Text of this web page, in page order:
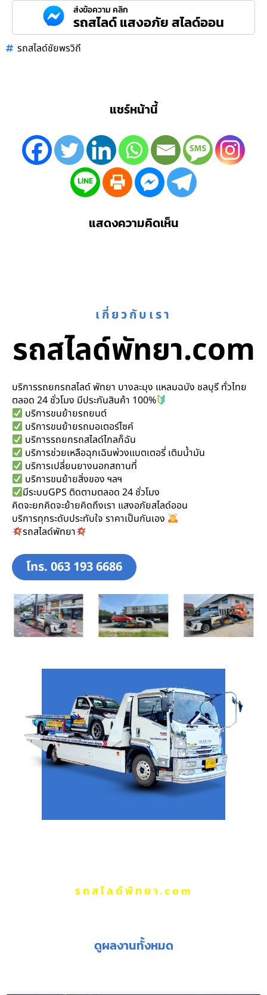
ส่งข้อความ คลิก
รถสไลด์ แสงอภัย สไลด์ออน
รถสไลด์ชัยพรวิถี
แชร์หน้านี้
แสดงความคิดเห็น
เกี่ยวกับเรา
รถสไลด์พัทยา.com
บริการรถยกรถสไลด์ พัทยา บางละมุง แหลมฉบัง ชลบุรี ทั่วไทย
ตลอด 24 ชั่วโมง มีประกันสินค้า 100%
บริการขนย้ายรถยนต์
บริการขนย้ายรถมอเตอร์ไซค์
บริการรถยกรถสไลด์ไกลก็ฉัน
บริการช่วยเหลือฉุกเฉินพ่วงแบตเตอรี่ เติมน้ำมัน
บริการเปลี่ยนยางนอกสถานที่
บริการขนย้ายสิ่งของ ฯลฯ
มีระบบGPS ติดตามตลอด 24 ชั่วโมง
คิดจะยกคิดจะย้ายคิดถึงเรา แสงอภัยสไลด์ออน
บริการทุกระดับประทับใจ ราคาเป็นกันเอง
รถสไลด์พัทยา
โทร. 063 193 6686
รถสไลด์พัทยา.com
ดูผลงานทั้งหมด